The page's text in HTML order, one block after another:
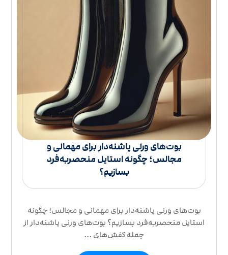
بوت‌های ورنی پاشنه‌دار برای مهمانی و
مجالس؛ چگونه استایل منحصربه‌فرد
بسازیم؟
بوت‌های ورنی پاشنه‌دار برای مهمانی و مجالس؛ چگونه
استایل منحصربه‌فرد بسازیم؟ بوت‌های ورنی پاشنه‌دار از
جمله کفش‌های ...